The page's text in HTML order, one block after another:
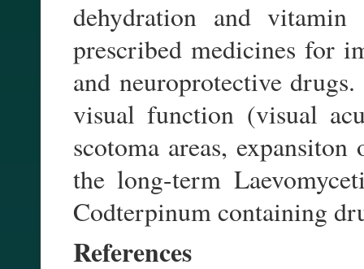
dehydration and
prescribed medicines for
and neuroprotective
visual function (visual
scotoma areas,
the long-term
Codterpinum containing
References